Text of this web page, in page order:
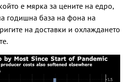
е мярка за цените на едро,
годишна база на фона на
на доставки и охлаждането